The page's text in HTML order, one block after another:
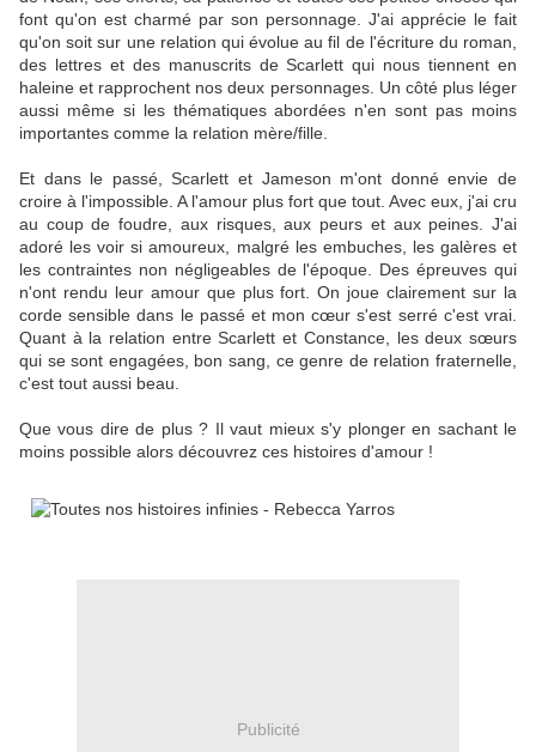
font qu'on est charmé par son personnage. J'ai apprécie le fait
qu'on soit sur une relation qui évolue au fil de l'écriture du roman,
des lettres et des manuscrits de Scarlett qui nous tiennent en
haleine et rapprochent nos deux personnages. Un côté plus léger
aussi même si les thématiques abordées n'en sont pas moins
importantes comme la relation mère/fille.
Et dans le passé, Scarlett et Jameson m'ont donné envie de
croire à l'impossible. A l'amour plus fort que tout. Avec eux, j'ai cru
au coup de foudre, aux risques, aux peurs et aux peines. J'ai
adoré les voir si amoureux, malgré les embuches, les galères et
les contraintes non négligeables de l'époque. Des épreuves qui
n'ont rendu leur amour que plus fort. On joue clairement sur la
corde sensible dans le passé et mon cœur s'est serré c'est vrai.
Quant à la relation entre Scarlett et Constance, les deux sœurs
qui se sont engagées, bon sang, ce genre de relation fraternelle,
c'est tout aussi beau.
Que vous dire de plus ? Il vaut mieux s'y plonger en sachant le
moins possible alors découvrez ces histoires d'amour !
Publicité